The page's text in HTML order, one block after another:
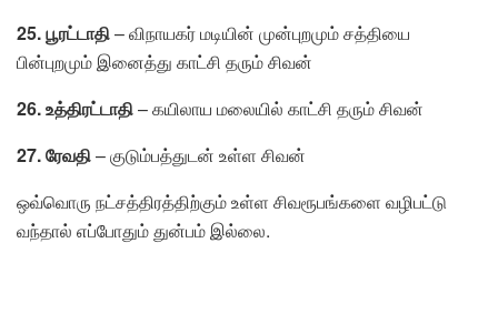
25. பூரட்டாதி– விநாயகர் மடியின் முன்புறமும் சத்தியை
பின்புறமும் இனைத்து காட்சி தரும் சிவன்
26. உத்திரட்டாதி– கயிலாய மலையில் காட்சி தரும் சிவன்
27. ரேவதி– குடும்பத்துடன் உள்ள சிவன்
ஒவ்வொரு நட்சத்திரத்திற்கும் உள்ள சிவரூபங்களை வழிபட்டு
வந்தால் எப்போதும் துன்பம் இல்லை.